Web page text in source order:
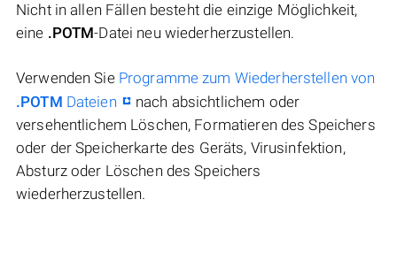
Nicht in allen Fällen besteht die einzige Möglichkeit,
eine .POTM-Datei neu wiederherzustellen.
Verwenden Sie Programme zum Wiederherstellen von
.POTM Dateien
nach absichtlichem oder
versehentlichem Löschen, Formatieren des Speichers
oder der Speicherkarte des Geräts, Virusinfektion,
Absturz oder Löschen des Speichers
wiederherzustellen.